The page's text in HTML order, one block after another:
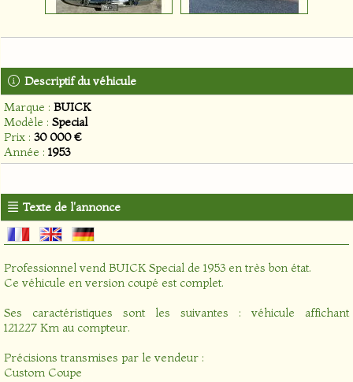
Descriptif du véhicule
Marque : BUICK
Modèle : Special
Prix : 30 000 €
Année : 1953
Texte de l'annonce
Professionnel vend BUICK Special de 1953 en très bon état.
Ce véhicule en version coupé est complet.
Ses caractéristiques sont les suivantes : véhicule affichant
121227 Km au compteur.
Précisions transmises par le vendeur :
Custom Coupe